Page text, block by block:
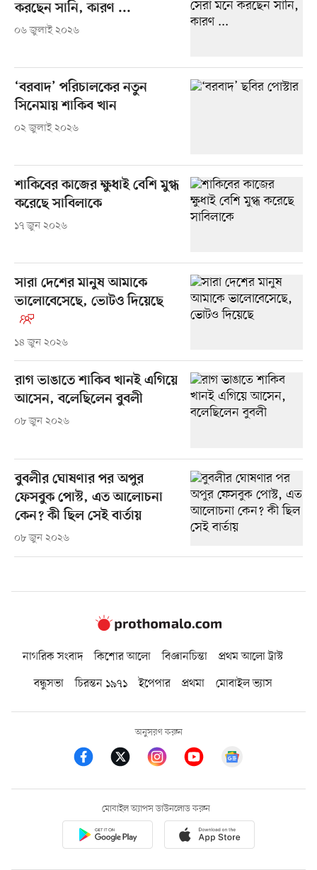
করছেন সানি, কারণ ...
০৬ জুলাই ২০২৬
‘বরবাদ’ পরিচালকের নতুন
সিনেমায় শাকিব খান
০২ জুলাই ২০২৬
শাকিবের কাজের ক্ষুধাই বেশি মুগ্ধ
করেছে সাবিলাকে
১৭ জুন ২০২৬
সারা দেশের মানুষ আমাকে
ভালোবেসেছে, ভোটও দিয়েছে
১৪ জুন ২০২৬
রাগ ভাঙাতে শাকিব খানই এগিয়ে
আসেন, বলেছিলেন বুবলী
০৮ জুন ২০২৬
বুবলীর ঘোষণার পর অপুর
ফেসবুক পোস্ট, এত আলোচনা
কেন? কী ছিল সেই বার্তায়
০৮ জুন ২০২৬
নাগরিক সংবাদ কিশোর আলো বিজ্ঞানচিন্তা
প্রথম আলো ট্রাস্ট
বন্ধুসভা
চিরন্তন ১৯৭১ ইপেপার প্রথমা মোবাইল ভ্যাস
অনুসরণ করুন
মোবাইল অ্যাপস ডাউনলোড করুন